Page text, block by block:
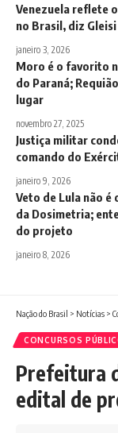
Venezuela reflete
no Brasil, diz Gleisi
janeiro 3, 2026
Moro é o favorito
do Paraná;
lugar
novembro 27, 2025
Justiça militar
comando do
janeiro 9, 2026
Veto de Lula não é
da Dosimetria;
do projeto
janeiro 8, 2026
Nação do Brasil > Notícias >
CONCURSOS
Prefeitura
edital de